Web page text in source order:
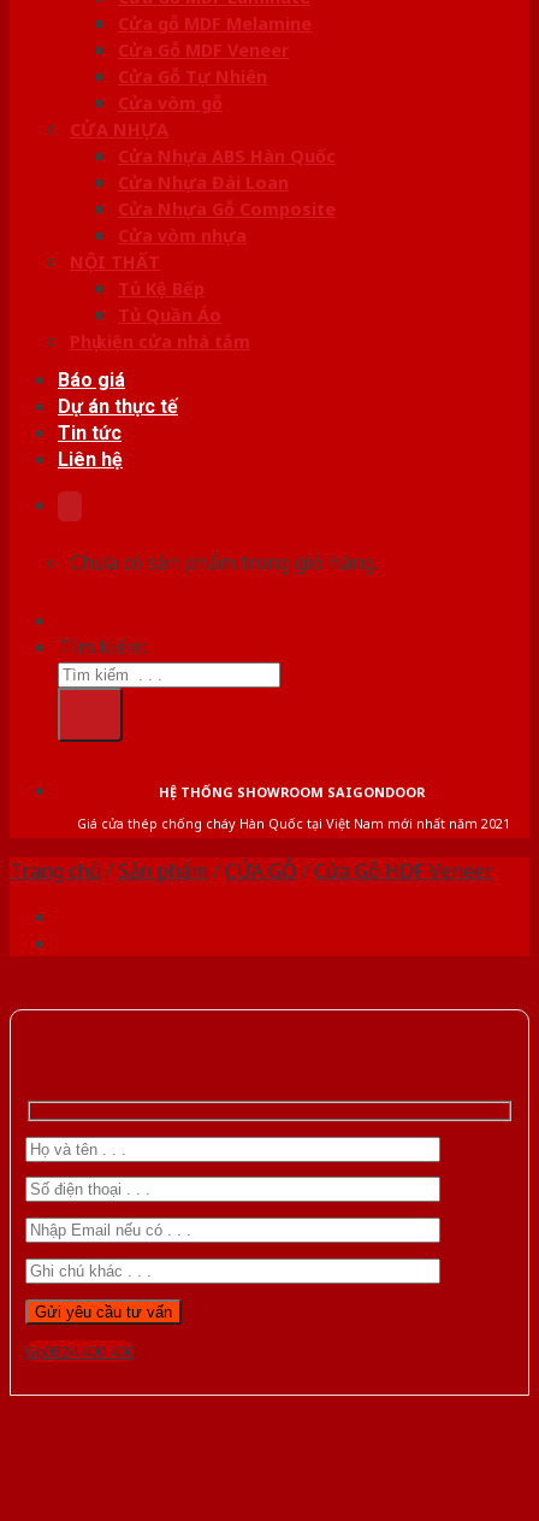
Cửa gỗ MDF Melamine
Cửa Gỗ MDF Veneer
Cửa Gỗ Tự Nhiên
Cửa vòm gỗ
CỬA NHỰA
Cửa Nhựa ABS Hàn Quốc
Cửa Nhựa Đài Loan
Cửa Nhựa Gỗ Composite
Cửa vòm nhựa
NỘI THẤT
Tủ Kệ Bếp
Tủ Quần Áo
Phụ kiện cửa nhà tắm
Báo giá
Dự án thực tế
Tin tức
Liên hệ
Chưa có sản phẩm trong giỏ hàng.
Tìm kiếm:
HỆ THỐNG SHOWROOM SAIGONDOOR
Giá cửa thép chống cháy Hàn Quốc tại Việt Nam mới nhất năm 2021
Trang chủ /Sản phẩm /CỬA GỖ /Cửa Gỗ HDF Veneer
Gọi 0824.400.400